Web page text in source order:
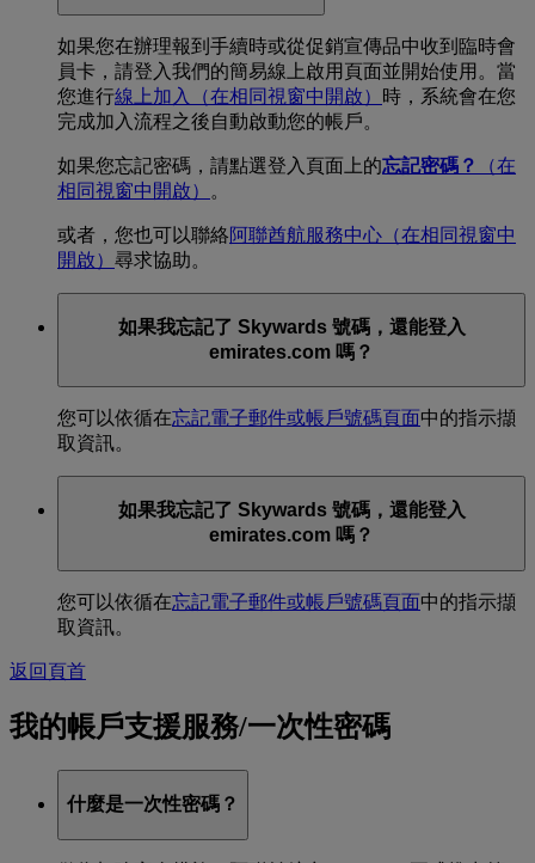
如果您在辦理報到手續時或從促銷宣傳品中收到臨時會
員卡，請登入我們的簡易線上啟用頁面並開始使用。當
您進行線上加入 （在相同視窗中開啟） 時，系統會在您
完成加入流程之後自動啟動您的帳戶。
如果您忘記密碼，請點選登入頁面上的忘記密碼？
（在
相同視窗中開啟）
。
或者，您也可以聯絡阿聯酋航服務中心 （在相同視窗中
開啟） 尋求協助。
如果我忘記了 Skywards 號碼，還能登入
emirates.com 嗎？
您可以依循在忘記電子郵件或帳戶號碼頁面中的指示擷
取資訊。
如果我忘記了 Skywards 號碼，還能登入
emirates.com 嗎？
您可以依循在忘記電子郵件或帳戶號碼頁面中的指示擷
取資訊。
返回頁首
我的帳戶支援服務/一次性密碼
什麼是一次性密碼？